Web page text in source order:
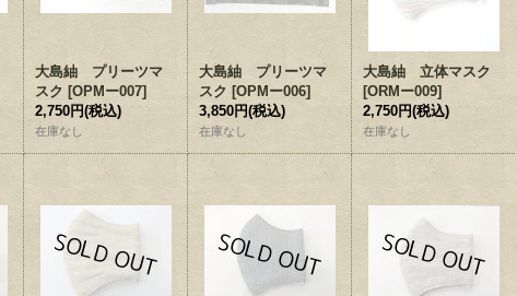
大島紬 プリーツマ
スク [OPMー007]
2,750円(税込)
在庫なし
大島紬 プリーツマ
スク [OPMー006]
3,850円(税込)
在庫なし
大島紬 立体マスク
[ORMー009]
2,750円(税込)
在庫なし